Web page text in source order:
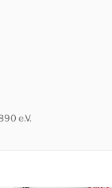
e.V.